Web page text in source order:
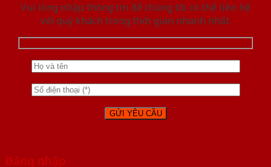
Vui lòng nhập thông tin để chúng tôi có thể liên hệ
với quý khách trong thời gian nhanh nhất.
Đăng nhập